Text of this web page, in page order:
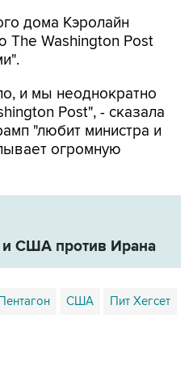
дома Кэролайн
The Washington Post
и мы неоднократно
Post", - сказала
"любит министра и
огромную
США против Ирана
США Пит Хегсет